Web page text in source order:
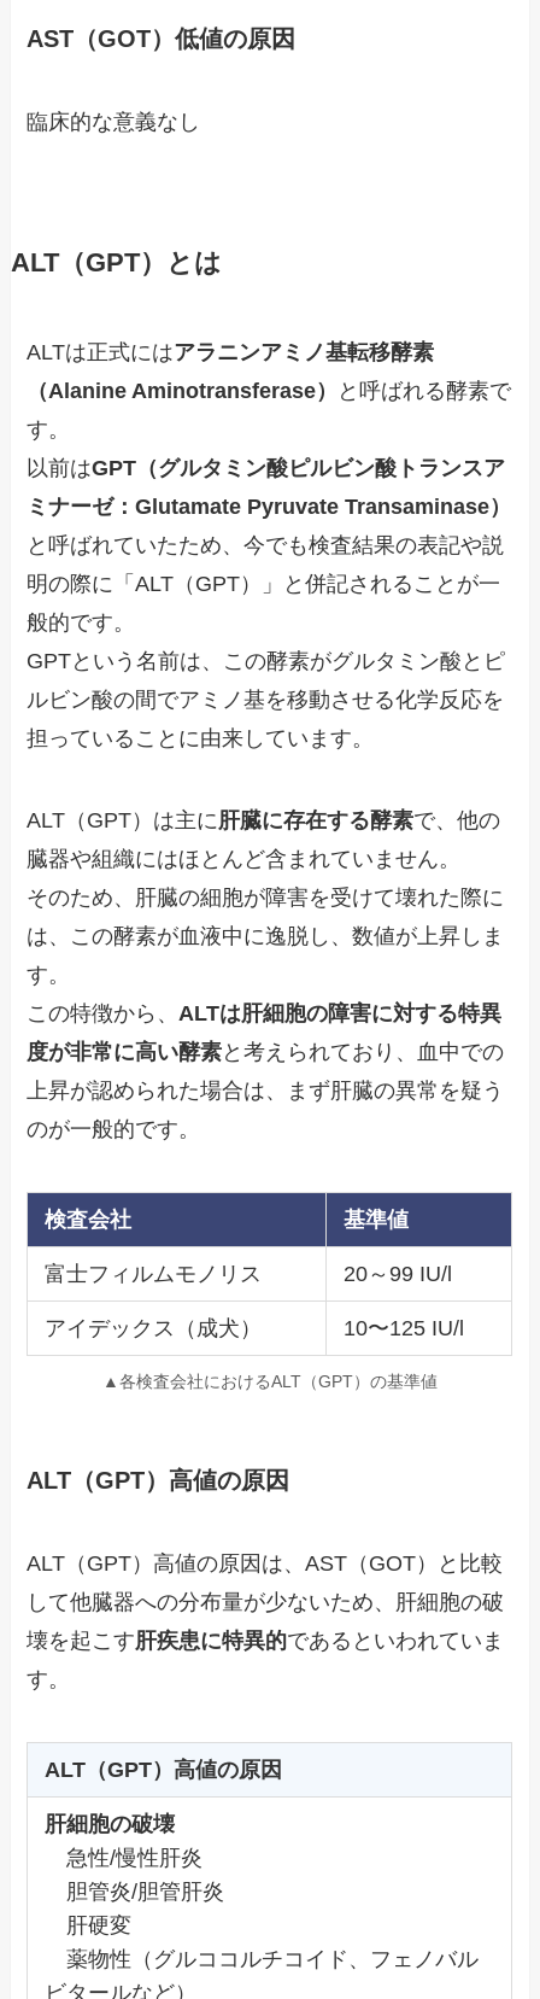
AST（GOT）低値の原因
臨床的な意義なし
ALT（GPT）とは
ALTは正式にはアラニンアミノ基転移酵素
（Alanine Aminotransferase）
と呼ばれる酵素で
す。
以前はGPT（グルタミン酸ピルビン酸トランスア
ミナーゼ：Glutamate Pyruvate Transaminase）
と呼ばれていたため、今でも検査結果の表記や説
明の際に「ALT（GPT）」と併記されることが一
般的です。
GPTという名前は、この酵素がグルタミン酸とピ
ルビン酸の間でアミノ基を移動させる化学反応を
担っていることに由来しています。
ALT（GPT）は主に 肝臓に存在する酵素で、他の
臓器や組織にはほとんど含まれていません。
そのため、肝臓の細胞が障害を受けて壊れた際に
は、この酵素が血液中に逸脱し、数値が上昇しま
す。
この特徴から、 ALTは肝細胞の障害に対する特異
度が非常に高い酵素と考えられており、血中での
上昇が認められた場合は、まず肝臓の異常を疑う
のが一般的です。
検査会社 基準値
富士フィルムモノリス 20～99 IU/l
アイデックス（成犬） 10〜125 IU/l
▲各検査会社におけるALT（GPT）の基準値
ALT（GPT）高値の原因
ALT（GPT）高値の原因は、AST（GOT）と比較
して他臓器への分布量が少ないため、肝細胞の破
壊を起こす肝疾患に特異的であるといわれていま
す。
ALT（GPT）高値の原因
肝細胞の破壊
急性/慢性肝炎
胆管炎/胆管肝炎
肝硬変
薬物性（グルココルチコイド、フェノバル
ビタールなど）